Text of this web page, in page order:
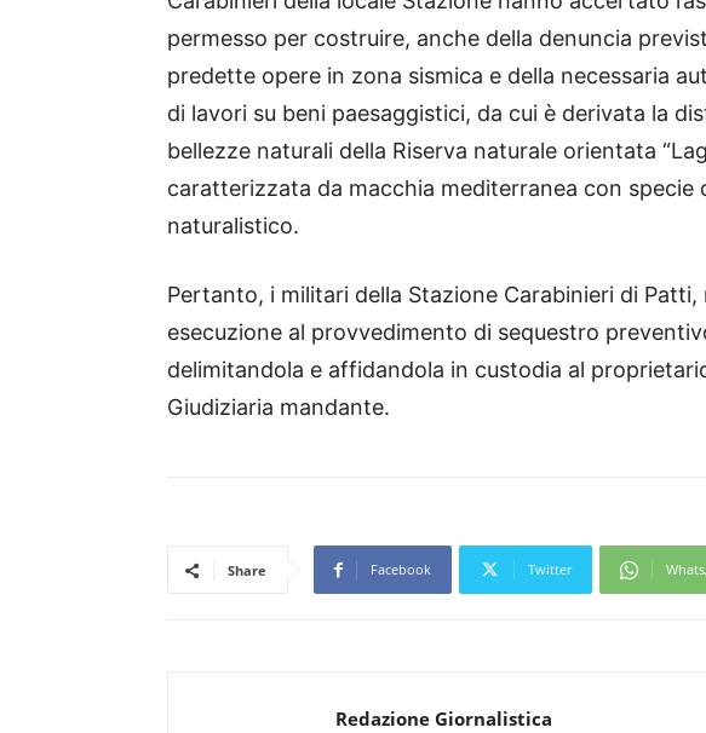
permesso per costruire, anche della denuncia
predette opere in zona sismica e della necessaria
di lavori su beni paesaggistici, da cui è derivata la
bellezze naturali della Riserva naturale orientata
caratterizzata da macchia mediterranea con specie
naturalistico.
Pertanto, i militari della Stazione Carabinieri di
esecuzione al provvedimento di sequestro
delimitandola e affidandola in custodia al
Giudiziaria mandante.
Share Facebook Twitter
Redazione Giornalistica